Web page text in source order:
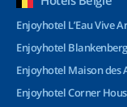
Enjoyhotel L’Eau Vive
Enjoyhotel
Enjoyhotel Maison des
Enjoyhotel Corner